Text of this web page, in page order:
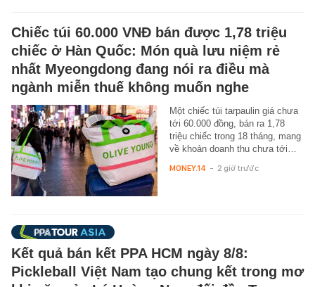
Chiếc túi 60.000 VNĐ bán được 1,78 triệu
chiếc ở Hàn Quốc: Món quà lưu niệm rẻ
nhất Myeongdong đang nói ra điều mà
ngành miễn thuế không muốn nghe
Một chiếc túi tarpaulin giá chưa
tới 60.000 đồng, bán ra 1,78
triệu chiếc trong 18 tháng, mang
về khoản doanh thu chưa tới…
MONEY.14 - 2 giờ trước
Kết quả bán kết PPA HCM ngày 8/8:
Pickleball Việt Nam tạo chung kết trong mơ